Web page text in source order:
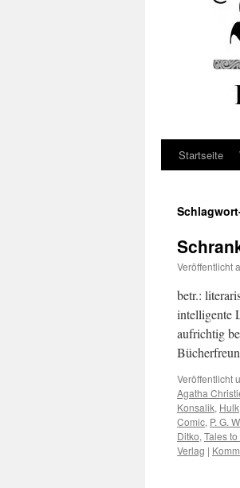
Startseite
Veröffentlicht
betr.:
intelligente
aufrichtig
Veröffentlicht
Agatha
Konsalik, Hulk
Comic, P. G.
Ditko, Tales
Verlag |